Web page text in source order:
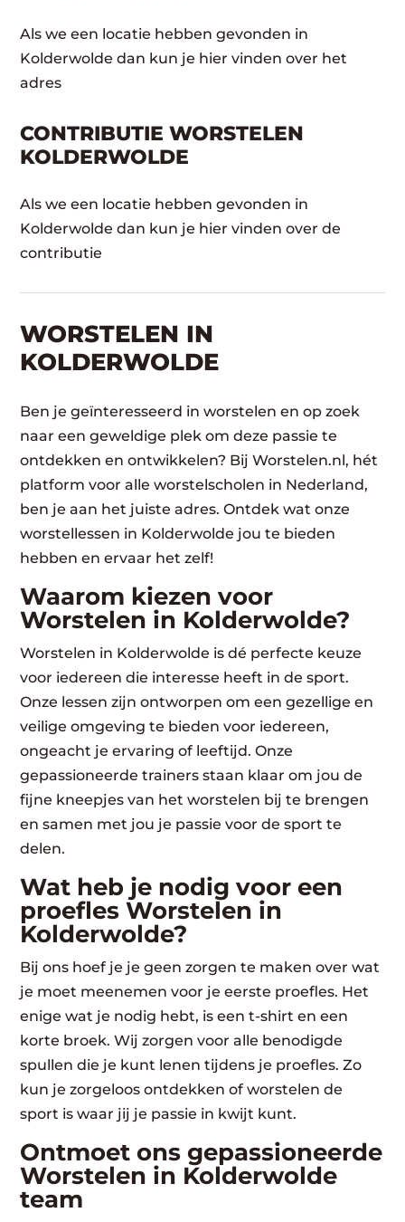
Als we een locatie hebben gevonden in
Kolderwolde dan kun je hier vinden over het
adres
CONTRIBUTIE WORSTELEN
KOLDERWOLDE
Als we een locatie hebben gevonden in
Kolderwolde dan kun je hier vinden over de
contributie
WORSTELEN​ IN
KOLDERWOLDE
Ben je geïnteresseerd in worstelen en op zoek
naar een geweldige plek om deze passie te
ontdekken en ontwikkelen? Bij Worstelen.nl, hét
platform voor alle worstelscholen in Nederland,
ben je aan het juiste adres. Ontdek wat onze
worstellessen in Kolderwolde jou te bieden
hebben en ervaar het zelf!
Waarom kiezen voor
Worstelen in Kolderwolde?
Worstelen in Kolderwolde is dé perfecte keuze
voor iedereen die interesse heeft in de sport.
Onze lessen zijn ontworpen om een gezellige en
veilige omgeving te bieden voor iedereen,
ongeacht je ervaring of leeftijd. Onze
gepassioneerde trainers staan klaar om jou de
fijne kneepjes van het worstelen bij te brengen
en samen met jou je passie voor de sport te
delen.
Wat heb je nodig voor een
proefles Worstelen in
Kolderwolde?
Bij ons hoef je je geen zorgen te maken over wat
je moet meenemen voor je eerste proefles. Het
enige wat je nodig hebt, is een t-shirt en een
korte broek. Wij zorgen voor alle benodigde
spullen die je kunt lenen tijdens je proefles. Zo
kun je zorgeloos ontdekken of worstelen de
sport is waar jij je passie in kwijt kunt.
Ontmoet ons gepassioneerde
Worstelen in Kolderwolde
team